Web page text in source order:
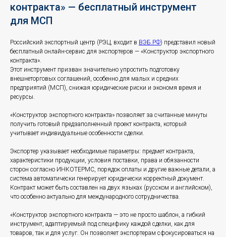
контракта» — бесплатный инструмент
для МСП
Российский экспортный центр (РЭЦ, входит в ВЭБ.РФ) представил новый
бесплатный онлайн-сервис для экспортеров — «Конструктор экспортного
контракта».
Этот инструмент призван значительно упростить подготовку
внешнеторговых соглашений, особенно для малых и средних
предприятий (МСП), снижая юридические риски и экономя время и
ресурсы.
«Конструктор экспортного контракта» позволяет за считанные минуты
получить готовый предзаполненный проект контракта, который
учитывает индивидуальные особенности сделки.
Экспортер указывает необходимые параметры: предмет контракта,
характеристики продукции, условия поставки, права и обязанности
сторон согласно ИНКОТЕРМС, порядок оплаты и другие важные детали, а
система автоматически генерирует юридически корректный документ.
Контракт может быть составлен на двух языках (русском и английском),
что особенно актуально для международного сотрудничества.
«Конструктор экспортного контракта — это не просто шаблон, а гибкий
инструмент, адаптируемый под специфику каждой сделки, как для
товаров, так и для услуг. Он позволяет экспортерам сфокусироваться на